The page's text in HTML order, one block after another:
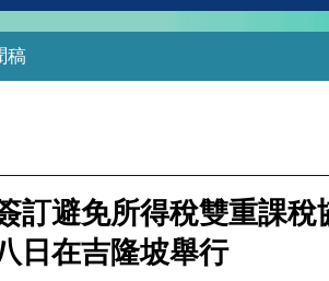
稿
訂避免所得稅雙重課
日在吉隆坡舉行